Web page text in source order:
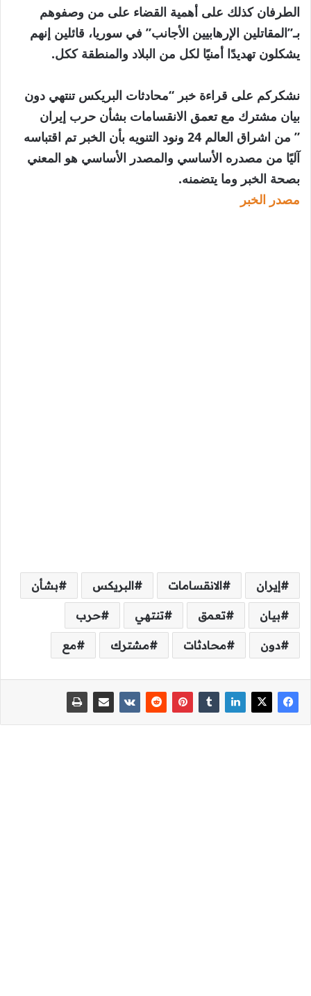
الطرفان كذلك على أهمية القضاء على من وصفوهم
بـ”المقاتلين الإرهابيين الأجانب” في سوريا، قائلين إنهم
يشكلون تهديدًا أمنيًا لكل من البلاد والمنطقة ككل.
نشكركم على قراءة خبر “محادثات البريكس تنتهي دون
بيان مشترك مع تعمق الانقسامات بشأن حرب إيران
” من اشراق العالم 24 ونود التنويه بأن الخبر تم اقتباسه
آليًا من مصدره الأساسي والمصدر الأساسي هو المعني
بصحة الخبر وما يتضمنه.
مصدر الخبر
إيران الانقسامات البريكس بشأن
بيان تعمق تنتهي حرب
دون محادثات مشترك مع